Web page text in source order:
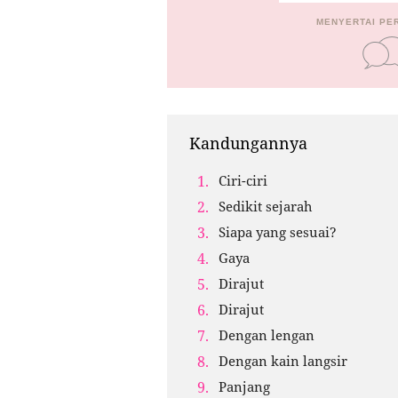
MENYERTAI
Kandungannya
Ciri-ciri
Sedikit sejarah
Siapa yang sesuai?
Gaya
Dirajut
Dirajut
Dengan lengan
Dengan kain langsir
Panjang